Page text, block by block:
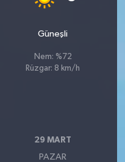
Güneşli
Nem: %72
Rüzgar: 8 km/h
29 MART
PAZAR